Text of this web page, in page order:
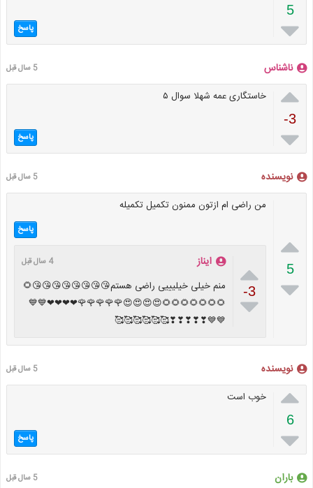
5
 پاسخ
ناشناس 5 سال قبل

-3

خاستگاری عمه شهلا سوال ۵
پاسخ
نویسنده 5 سال قبل

5

من راضی ام ازتون ممنون تکمیل تکمیله
پاسخ

-3

ایناز 4 سال قبل
منم خیلی خیلیییی راضی هستم😘😘😘😘😘😘😘😘🌻
🌻🌻🌻🌻🌻🌻🌻😍😍😍😍🌹🌹🌹🌹🌹❤❤❤❤💙💙
💙💙❣❣❣❣❣🥰🥰🥰🥰🥰🥰
نویسنده 5 سال قبل

6

خوب است
پاسخ
باران 5 سال قبل